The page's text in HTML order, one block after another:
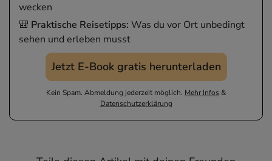
wecken
🎒 Praktische Reisetipps: Was du vor Ort unbedingt
sehen und erleben musst
Jetzt E-Book gratis herunterladen
Kein Spam. Abmeldung jederzeit möglich. Mehr Infos &
Datenschutzerklärung